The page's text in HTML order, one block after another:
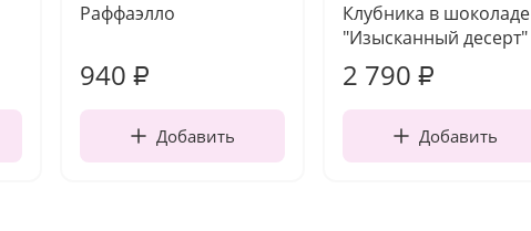
Раффаэлло
940 ₽
Добавить
Клубника в шоколаде
"Изысканный десерт"
2 790 ₽
Добавить